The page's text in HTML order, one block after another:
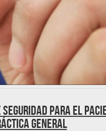
para el
general